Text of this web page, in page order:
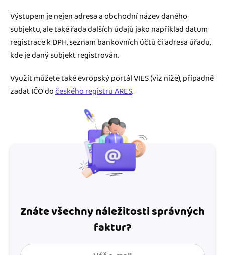
Výstupem je nejen adresa a obchodní název daného
subjektu, ale také řada dalších údajů jako například datum
registrace k DPH, seznam bankovních účtů či adresa úřadu,
kde je daný subjekt registrován.
Využít můžete také evropský portál VIES (viz níže), případně
zadat IČO dočeského registru ARES.
Znáte všechny náležitosti správných
faktur?